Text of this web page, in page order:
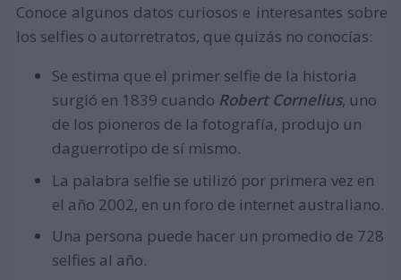
Conoce algunos datos curiosos e interesantes sobre
los selfies o autorretratos, que quizás no conocías:
Se estima que el primer selfie de la historia
surgió en 1839 cuando Robert Cornelius, uno
de los pioneros de la fotografía, produjo un
daguerrotipo de sí mismo.
La palabra selfie se utilizó por primera vez en
el año 2002, en un foro de internet australiano.
Una persona puede hacer un promedio de 728
selfies al año.